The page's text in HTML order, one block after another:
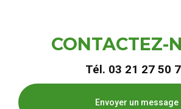
CONTACTEZ-
Tél. 03 21 27 50
Envoyer un message